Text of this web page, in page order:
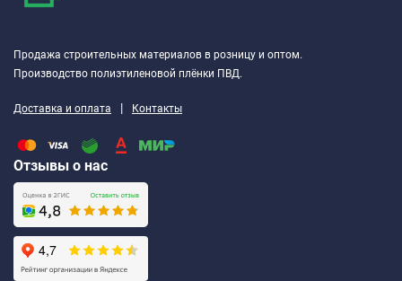
Продажа строительных материалов в розницу и оптом.
Производство полиэтиленовой плёнки ПВД.
Доставка и оплата | Контакты
Отзывы о нас